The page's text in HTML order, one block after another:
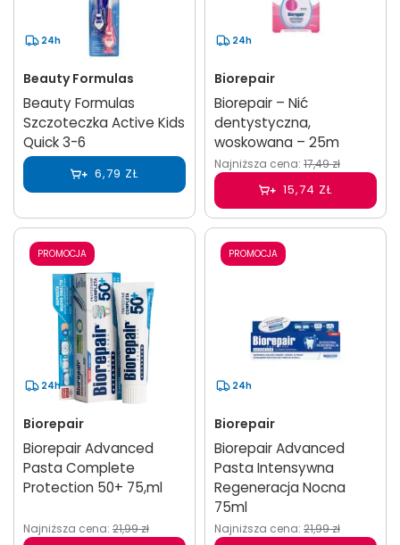
24h
Beauty Formulas
Beauty Formulas
Szczoteczka Active Kids
Quick 3-6
6,79 ZŁ
24h
Biorepair
Biorepair – Nić
dentystyczna,
woskowana – 25m
Najniższa cena: 17,49 zł
15,74 ZŁ
PROMOCJA
24h
Biorepair
Biorepair Advanced
Pasta Complete
Protection 50+ 75,ml
Najniższa cena: 21,99 zł
PROMOCJA
24h
Biorepair
Biorepair Advanced
Pasta Intensywna
Regeneracja Nocna
75ml
Najniższa cena: 21,99 zł